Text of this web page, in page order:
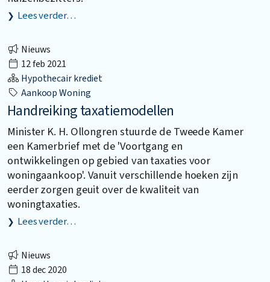
Lees verder…
Nieuws
12 feb 2021
Hypothecair krediet
Aankoop Woning
Handreiking taxatiemodellen
Minister K. H. Ollongren stuurde de Tweede Kamer
een Kamerbrief met de 'Voortgang en
ontwikkelingen op gebied van taxaties voor
woningaankoop'. Vanuit verschillende hoeken zijn
eerder zorgen geuit over de kwaliteit van
woningtaxaties.
Lees verder…
Nieuws
18 dec 2020